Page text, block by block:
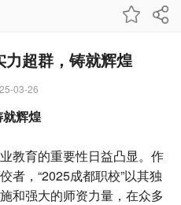
超群，铸就辉煌
03-26
辉煌
教育的重要性日益凸显。作
者，“2025成都职校”以其独
和强大的师资力量，在众多